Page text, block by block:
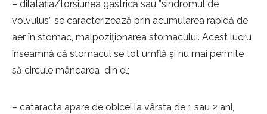
– dilatația/torsiunea gastrică sau ”sindromul de
volvulus” se caracterizează prin acumularea rapidă de
aer în stomac, malpoziționarea stomacului. Acest lucru
înseamnă că stomacul se tot umflă și nu mai permite
să circule mâncarea din el;
– cataracta apare de obicei la vârsta de 1 sau 2 ani,